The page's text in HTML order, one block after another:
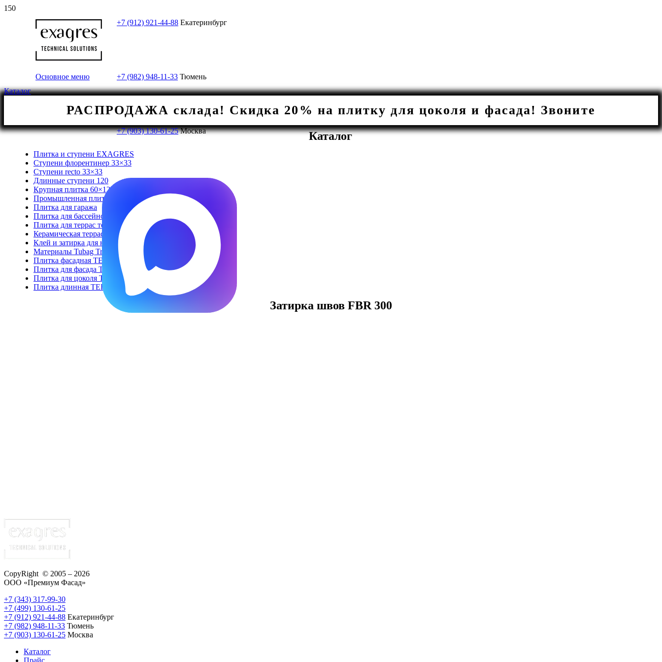
+7 (912) 921-44-88 Екатеринбург
+7 (982) 948-11-33 Тюмень
+7 (903) 130-61-25Москва
Основное меню
Каталог
РАСПРОДАЖА склада! Скидка 20% на плитку для цоколя и фасада! Звоните
Каталог
Плитка и ступени EXAGRES
Ступени флорентинер 33×33
Ступени recto 33×33
Длинные ступени 120
Крупная плитка 60×120/120×120
Промышленная плитка
Плитка для гаража
Плитка для бассейнов
Плитка для террас толщина 20 мм
Керамическая террасная доска
Клей и затирка для напольной плитки и ступеней
Материалы Tubag Trass для укладки керамогранита 2 см
Плитка фасадная TERRA Collection
Плитка для фасада TERRAMIG
Плитка для цоколя TERRABIG
Плитка длинная TERRALONG
Затирка швов FBR 300
CopyRight © 2005 – 2026
ООО «Премиум Фасад»
+7 (343) 317-99-30
+7 (499) 130-61-25
+7 (912) 921-44-88 Екатеринбург
+7 (982) 948-11-33 Тюмень
+7 (903) 130-61-25 Москва
Каталог
Прайс